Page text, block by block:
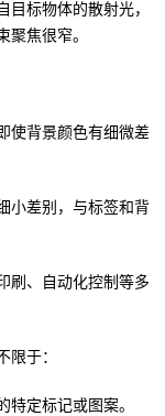
标物体的散射光，
焦很窄。
使背景颜色有细微差
小差别，与标签和背
刷、自动化控制等多
于：
定标记或图案。